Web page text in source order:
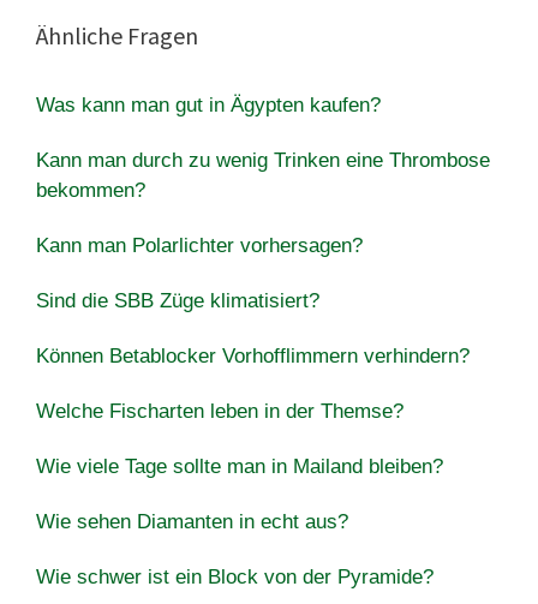
Ähnliche Fragen
Was kann man gut in Ägypten kaufen?
Kann man durch zu wenig Trinken eine Thrombose
bekommen?
Kann man Polarlichter vorhersagen?
Sind die SBB Züge klimatisiert?
Können Betablocker Vorhofflimmern verhindern?
Welche Fischarten leben in der Themse?
Wie viele Tage sollte man in Mailand bleiben?
Wie sehen Diamanten in echt aus?
Wie schwer ist ein Block von der Pyramide?